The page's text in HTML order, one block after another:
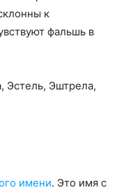
к
фальшь в
Эстель, Эштрела,
имени. Это имя с